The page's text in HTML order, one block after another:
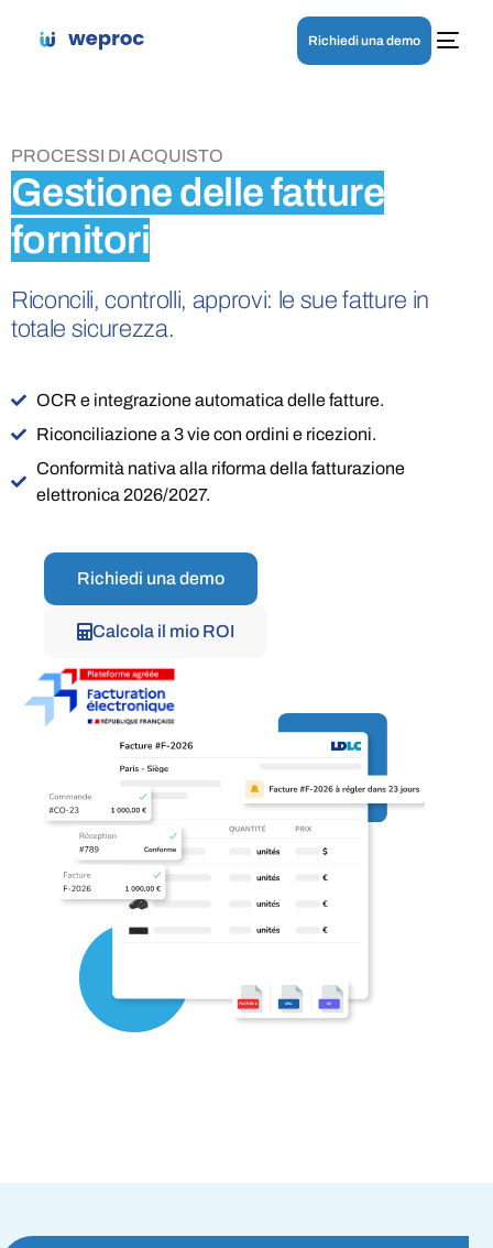
Richiedi una demo
PROCESSI DI ACQUISTO
Gestione delle fatture
fornitori
Riconcili, controlli, approvi: le sue fatture in
totale sicurezza.
OCR e integrazione automatica delle fatture.
Riconciliazione a 3 vie con ordini e ricezioni.
Conformità nativa alla riforma della fatturazione
elettronica 2026/2027.
Richiedi una demo
Calcola il mio ROI